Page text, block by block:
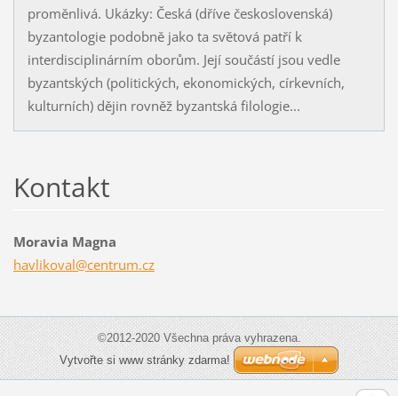
proměnlivá. Ukázky: Česká (dříve československá)
byzantologie podobně jako ta světová patří k
interdisciplinárním oborům. Její součástí jsou vedle
byzantských (politických, ekonomických, církevních,
kulturních) dějin rovněž byzantská filologie...
Kontakt
Moravia Magna
havlikoval@centrum.cz
©2012-2020 Všechna práva vyhrazena.
Vytvořte si www stránky zdarma!